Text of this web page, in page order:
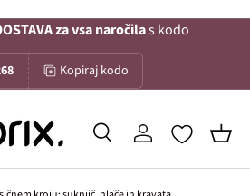
za vsa naročilas kodo
Kopiraj kodo
IskanjePrijava